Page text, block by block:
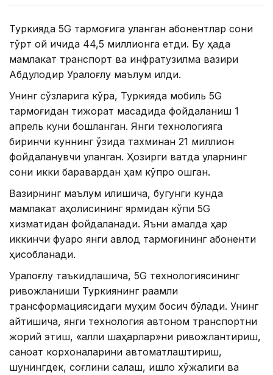
Туркияда 5G тармоғига уланган абонентлар сони
тўрт ой ичида 44,5 миллионга етди. Бу ҳақда
мамлакат транспорт ва инфратузилма вазири
Абдулқодир Уралоғлу маълум қилди.
Унинг сўзларига кўра, Туркияда мобиль 5G
тармоғидан тижорат мақсадида фойдаланиш 1
апрель куни бошланган. Янги технологияга
биринчи куннинг ўзида тахминан 21 миллион
фойдаланувчи уланган. Ҳозирги вақтда уларнинг
сони икки баравардан ҳам кўпроқ ошган.
Вазирнинг маълум қилишича, бугунги кунда
мамлакат аҳолисининг ярмидан кўпи 5G
хизматидан фойдаланади. Яъни амалда ҳар
иккинчи фуқаро янги авлод тармоғининг абоненти
ҳисобланади.
Уралоғлу таъкидлашича, 5G технологиясининг
ривожланиши Туркиянинг рақамли
трансформациясидаги муҳим босқич бўлади. Унинг
айтишича, янги технология автоном транспортни
жорий этиш, «ақлли шаҳарлар»ни ривожлантириш,
саноат корхоналарини автоматлаштириш,
шунингдек, соғлиқни сақлаш, қишлоқ хўжалиги ва